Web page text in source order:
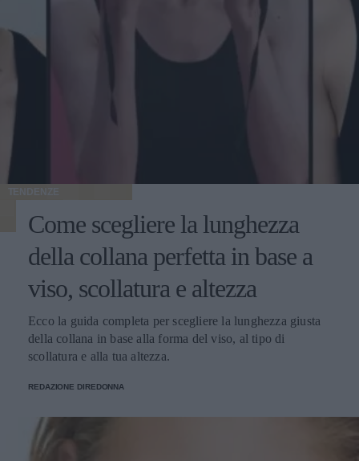
TENDENZE
Come scegliere la lunghezza
della collana perfetta in base a
viso, scollatura e altezza
Ecco la guida completa per scegliere la lunghezza giusta
della collana in base alla forma del viso, al tipo di
scollatura e alla tua altezza.
REDAZIONE DIREDONNA